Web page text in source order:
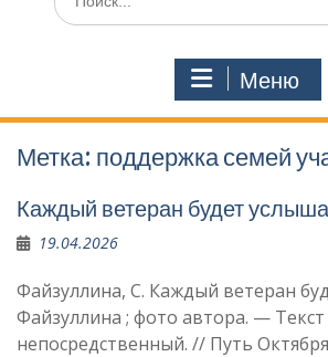
по:
Меню
Метка: поддержка семей
Каждый ветеран будет
19.04.2026
Файзуллина, С. Каждый ветеран
Файзуллина ; фото автора. — Текст
непосредственный. // Путь